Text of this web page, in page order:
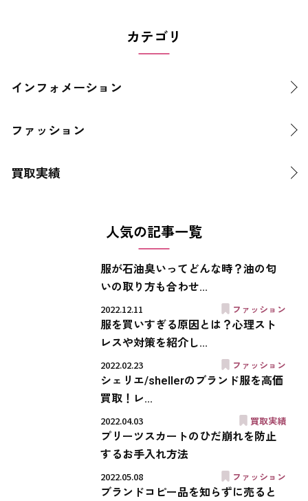
カテゴリ
インフォメーション
ファッション
買取実績
人気の記事一覧
服が石油臭いってどんな時？油の匂
いの取り方も合わせ...
2022.12.11
ファッション
服を買いすぎる原因とは？心理スト
レスや対策を紹介し...
2022.02.23
ファッション
シェリエ/shellerのブランド服を高価
買取！レ...
2022.04.03
買取実績
プリーツスカートのひだ崩れを防止
するお手入れ方法
2022.05.08
ファッション
ブランドコピー品を知らずに売ると